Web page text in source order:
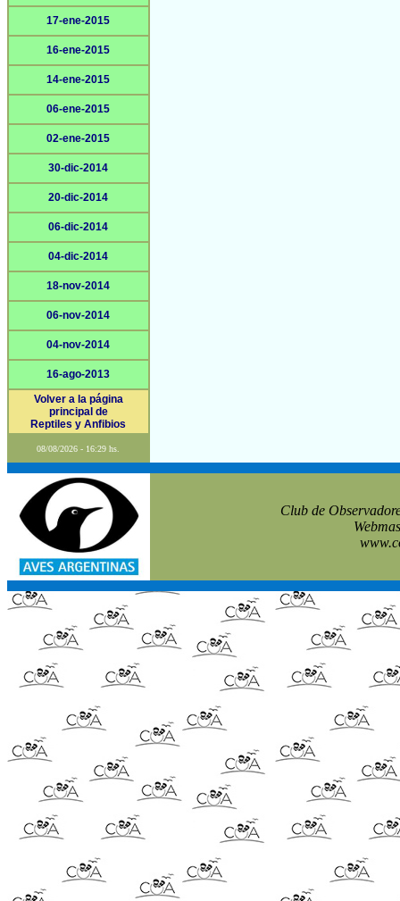
17-ene-2015
16-ene-2015
14-ene-2015
06-ene-2015
02-ene-2015
30-dic-2014
20-dic-2014
06-dic-2014
04-dic-2014
18-nov-2014
06-nov-2014
04-nov-2014
16-ago-2013
Volver a la página
principal de
Reptiles y Anfibios
08/08/2026 - 16:29 hs.
Club de